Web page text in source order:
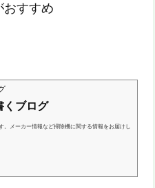
おすすめ
くブログ
。メーカー情報など掃除機に関する情報をお届けし